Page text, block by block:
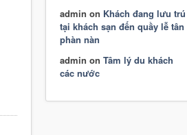
admin on Khách đang lưu trú
tại khách sạn đến quầy lễ tân
phàn nàn
admin on Tâm lý du khách
các nước